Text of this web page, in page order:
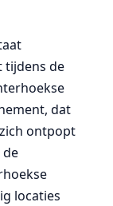
tijdens de
dat
ontpopt
locaties